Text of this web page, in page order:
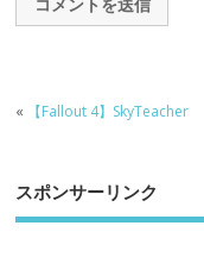
« 【Fallout 4】SkyTeacher
スポンサーリンク